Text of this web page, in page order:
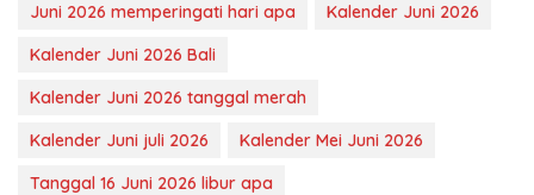
Juni 2026 memperingati hari apa
Kalender Juni 2026
Kalender Juni 2026 Bali
Kalender Juni 2026 tanggal merah
Kalender Juni juli 2026
Kalender Mei Juni 2026
Tanggal 16 Juni 2026 libur apa